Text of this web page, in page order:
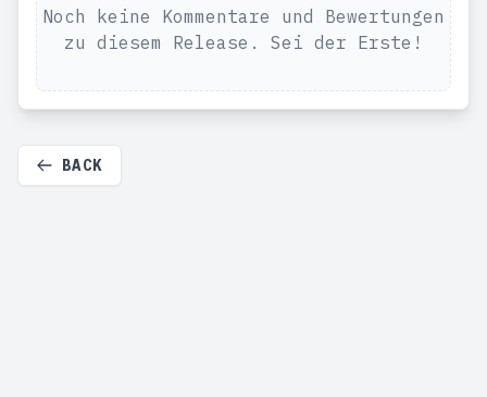
Noch keine Kommentare und Bewertungen
zu diesem Release. Sei der Erste!
BACK